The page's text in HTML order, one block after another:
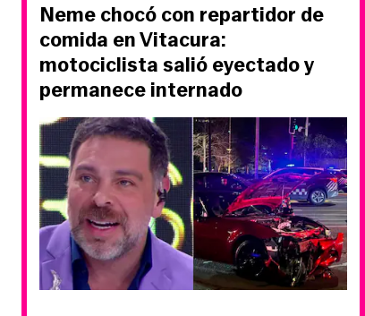
Neme chocó con repartidor de
comida en Vitacura:
motociclista salió eyectado y
permanece internado